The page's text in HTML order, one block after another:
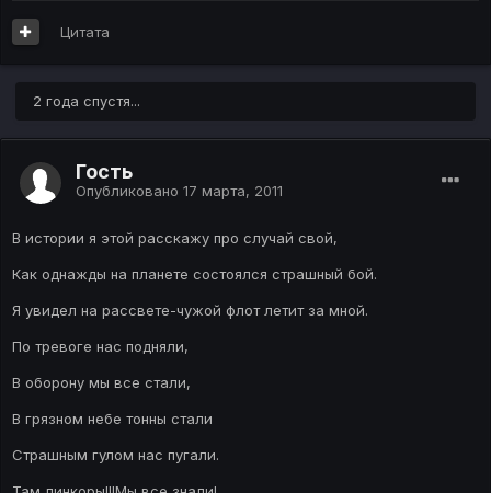
Цитата
2 года спустя...
Гость
Опубликовано 17 марта, 2011
В истории я этой расскажу про случай свой,
Как однажды на планете состоялся страшный бой.
Я увидел на рассвете-чужой флот летит за мной.
По тревоге нас подняли,
В оборону мы все стали,
В грязном небе тонны стали
Страшным гулом нас пугали.